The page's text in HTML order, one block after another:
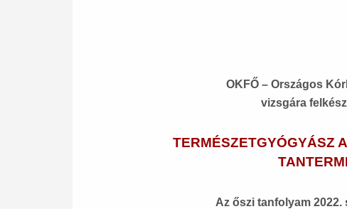
OKFŐ – Országos
vizsgára
TERMÉSZETGYÓGYÁSZ
Az őszi tanfolyam 2022.